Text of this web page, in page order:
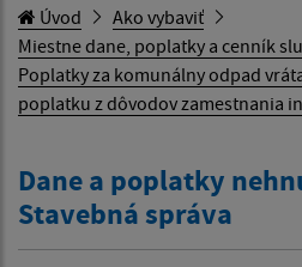
Úvod
Ako vybaviť
Miestne dane, poplatky a cenník
Poplatky za komunálny odpad
poplatku z dôvodov zamestnania
Dane a poplatky
Stavebná správa